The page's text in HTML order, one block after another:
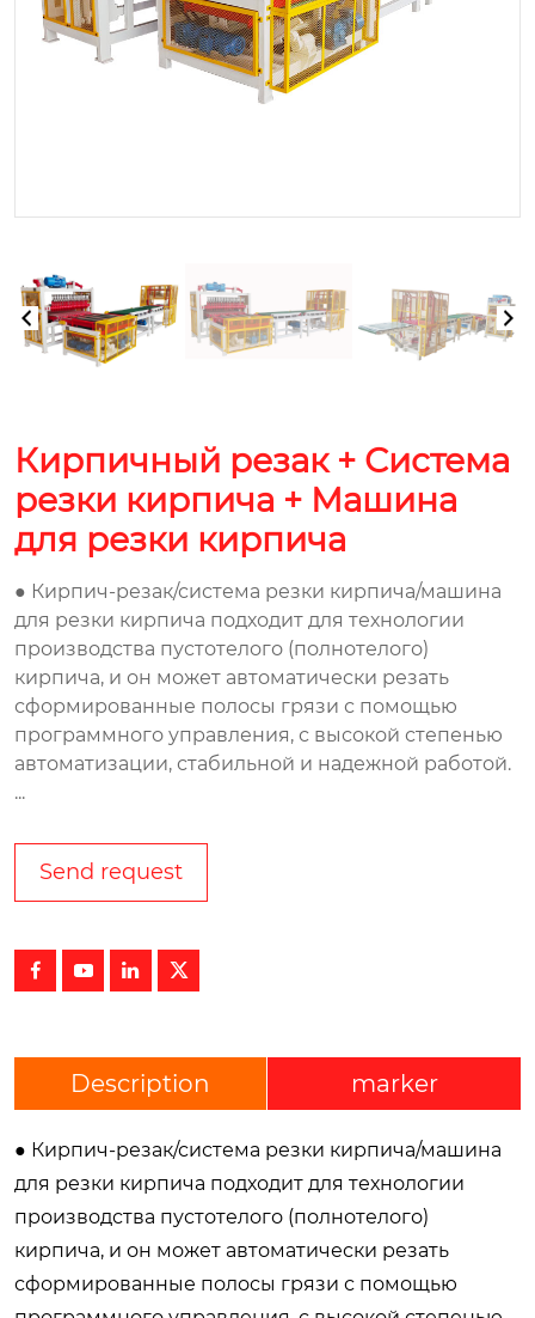
Кирпичный резак + Система
резки кирпича + Машина
для резки кирпича
● Кирпич-резак/система резки кирпича/машина
для резки кирпича подходит для технологии
производства пустотелого (полнотелого)
кирпича, и он может автоматически резать
сформированные полосы грязи с помощью
программного управления, с высокой степенью
автоматизации, стабильной и надежной работой.
...
Send request
   
Description marker
● Кирпич-резак/система резки кирпича/машина
для резки кирпича подходит для технологии
производства пустотелого (полнотелого)
кирпича, и он может автоматически резать
сформированные полосы грязи с помощью